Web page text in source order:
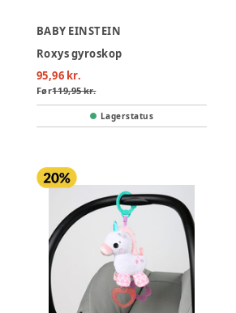
BABY EINSTEIN
Roxys gyroskop
95,96 kr.
Før119,95 kr.
Lagerstatus